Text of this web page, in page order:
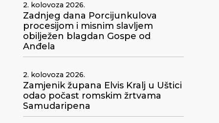
2. kolovoza 2026.
Zadnjeg dana Porcijunkulova
procesijom i misnim slavljem
obilježen blagdan Gospe od
Anđela
2. kolovoza 2026.
Zamjenik župana Elvis Kralj u Uštici
odao počast romskim žrtvama
Samudaripena